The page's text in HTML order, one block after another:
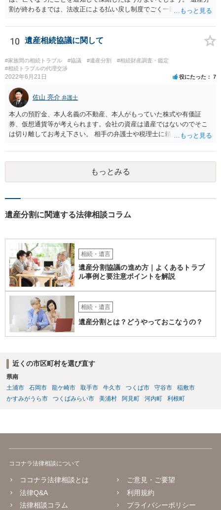
割が終わるまでは、法改正による払い戻し制度でごく一部を引き出せ
も預金を自由にできない）。
10 遺産相続協議に関して
#家族間の相続トラブル #協議 #遺産分割
#相続財産調査・鑑定
#相続トラブルの代理交渉
2022年6月21日 役にたった 7
佐山 亮介 弁護士
本人の預貯金、本人名義の不動産、本人がもっていた株式や有価証
券、仮想通貨等が考えられます。会社の資産は遺産ではないのでそこ
は切り離してお考え下さい。 相手の弁護士や税理士に頼んでも守秘義
意に開示を求め、応じなければ「調査嘱託」という手続きを使って銀
行等に照会をかけることになるでしょう。 不動産は、相続登記が済ん
でいなければ市役所ないし区役所に、お子様と義父様のつながりがわ
かる戸籍一式を揃えてもちこみ、「名寄せ」という手続きをすると、
探すことになるでしょう。 代理人弁護士を立てられるのはおすすめで
報酬基準を踏まえて価格設定している弁護士は一定数いると思います
ので、それが一応の目安となるでしょう。
もっとみる
遺産分割に関連する法律相談コラム
相続・遺言
遺産分割協議の進め方｜よくあるトラブ
ル事例と要注意ポイントを解説
相続・遺言
遺産分割とは？どうやっておこなうの？
近くの市区町村を選び直す
県南
土浦市
石岡市 龍ケ崎市 取手市 牛久市 つくば市 守谷市
稲敷市
かすみがうら市
つくばみらい市 美浦村 阿見町 河内町 利根町
ココナラ法律相談について
ココナラ法律相談とは
法律Q&A
法律相談コラム
ご意見・ご要望
利用規約
プライバシーポリシー